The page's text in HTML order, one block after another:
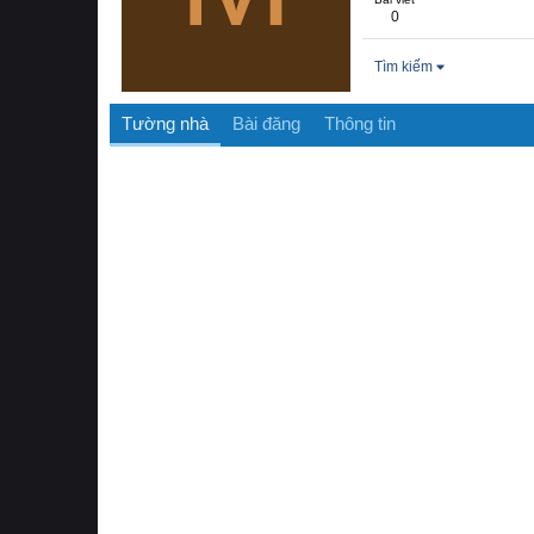
0
Tìm kiếm
Tường nhà Bài đăng Thông tin